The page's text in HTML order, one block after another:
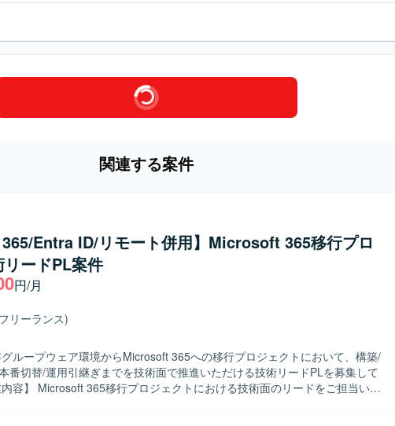
関連する案件
Entra ID/リモート併用】Microsoft 365移行プロ
ードPL案件
円/月
リーランス)
グループウェア環境からMicrosoft 365への移行プロジェクトにおいて、構築/
番切替/運用引継ぎまでを技術面で推進いただける技術リードPLを募集して